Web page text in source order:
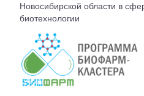
КОНТАКТЫ
БЮРО
Новосибирской области в
биотехнологии